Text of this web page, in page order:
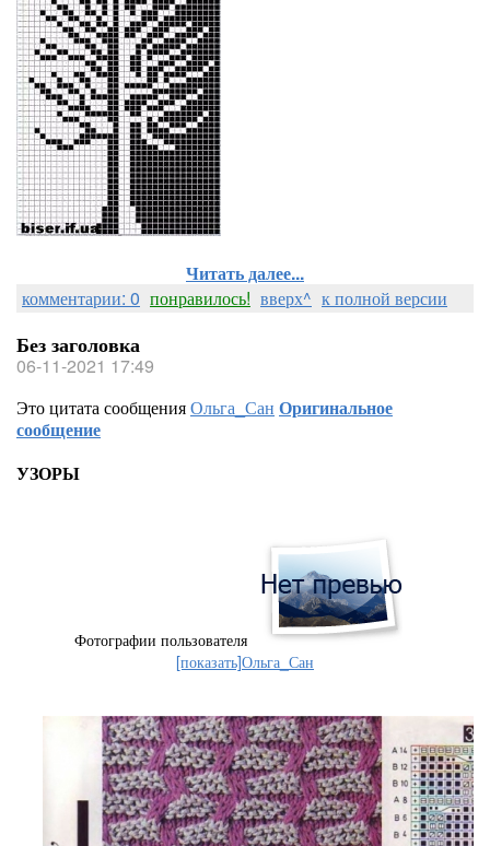
Читать далее...
комментарии: 0 понравилось! вверх^ к полной версии
Без заголовка
06-11-2021 17:49
Это цитата сообщенияОльга_Сан Оригинальное
сообщение
УЗОРЫ
Фотографии пользователя
[показать]Ольга_Сан